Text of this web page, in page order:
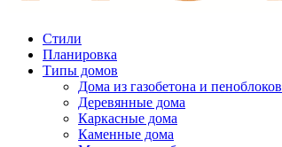
Стили
Планировка
Типы домов
Дома из газобетона и пеноблоков
Деревянные дома
Каркасные дома
Каменные дома